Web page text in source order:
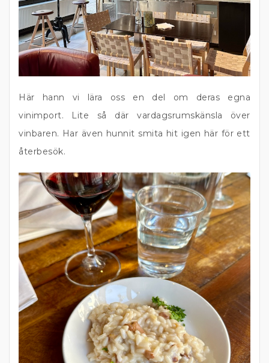
Här hann vi lära oss en del om deras egna
vinimport. Lite så där vardagsrumskänsla över
vinbaren. Har även hunnit smita hit igen här för ett
återbesök.